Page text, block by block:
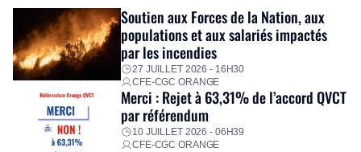
Fidèle à sa mission d’utilité sociale, le Groupe mobilise
immédiatement ses équipes afin de proposer un diagnostic
personnalisé, des aides financières pour faire face aux
premières dépenses, […]
Soutien aux Forces de la Nation, aux
populations et aux salariés impactés
par les incendies
27 JUILLET 2026 - 16H30
CFE-CGC ORANGE
Merci : Rejet à 63,31% de l’accord QVCT
par référendum
10 JUILLET 2026 - 06H39
CFE-CGC ORANGE